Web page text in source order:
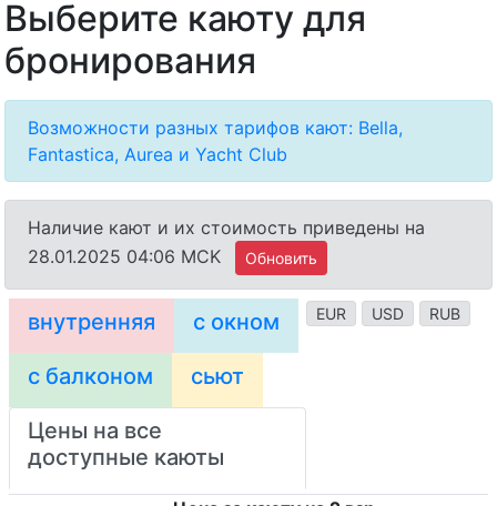
Выберите каюту для
бронирования
Возможности разных тарифов кают: Bella,
Fantastica, Aurea и Yacht Club
Наличие кают и их стоимость приведены на
28.01.2025 04:06 MCK
Обновить
EUR USD RUB
внутренняя с окном
с балконом сьют
Цены на все
доступные каюты